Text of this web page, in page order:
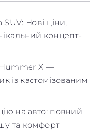
SUV: Нові ціни,
концепт-
X —
із кастомізованим
на авто: повний
та комфорт